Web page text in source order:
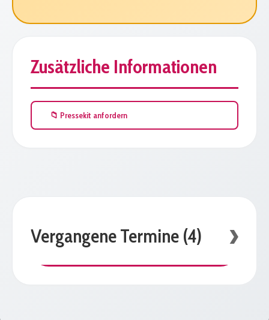
Zusätzliche Informationen
📁 Pressekit anfordern
Vergangene Termine (4)